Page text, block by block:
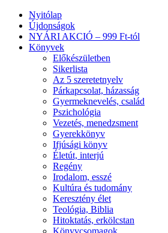
Nyitólap
Újdonságok
NYÁRI AKCIÓ – 999 Ft-tól
Könyvek
Előkészületben
Sikerlista
Az 5 szeretetnyelv
Párkapcsolat, házasság
Gyermeknevelés, család
Pszichológia
Vezetés, menedzsment
Gyerekkönyv
Ifjúsági könyv
Életút, interjú
Regény
Irodalom, esszé
Kultúra és tudomány
Keresztény élet
Teológia, Biblia
Hitoktatás, erkölcstan
Könyvcsomagok